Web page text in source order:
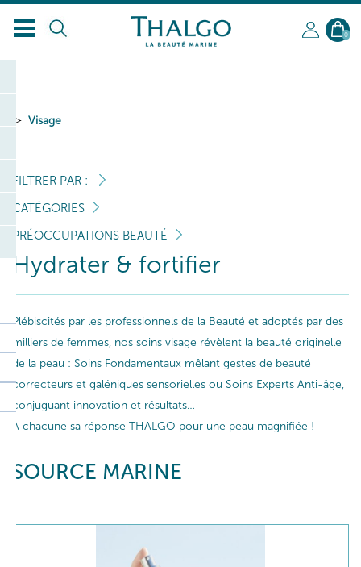
FR
0
Visage
FILTRER PAR :
CATÉGORIES
PRÉOCCUPATIONS BEAUTÉ
Hydrater & fortifier
Plébiscités par les professionnels de la Beauté et adoptés par des
milliers de femmes, nos soins visage révèlent la beauté originelle
de la peau : Soins Fondamentaux mêlant gestes de beauté
correcteurs et galéniques sensorielles ou Soins Experts Anti-âge,
conjuguant innovation et résultats…
A chacune sa réponse THALGO pour une peau magnifiée !
SOURCE MARINE